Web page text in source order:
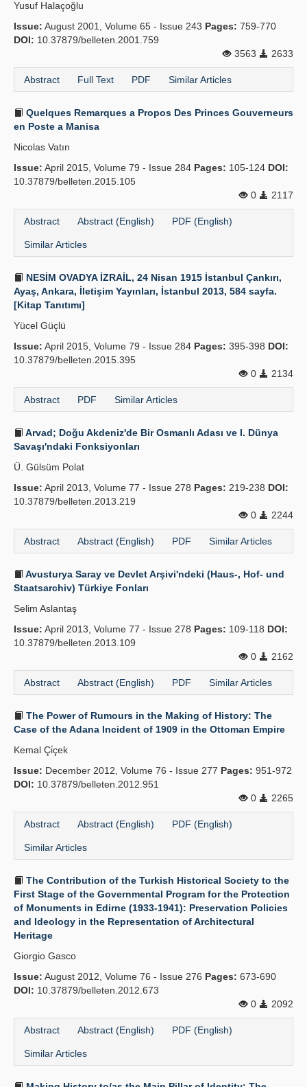
Yusuf Halaçoğlu
Issue: August 2001, Volume 65 - Issue 243 Pages: 759-770
DOI: 10.37879/belleten.2001.759
3563
2633
Abstract Full Text PDF Similar Articles
Quelques Remarques a Propos Des Princes Gouverneurs
en Poste a Manisa
Nicolas Vatın
Issue: April 2015, Volume 79 - Issue 284 Pages: 105-124 DOI:
10.37879/belleten.2015.105
0
2117
Abstract Abstract (English) PDF (English)
Similar Articles
NESİM OVADYA İZRAİL, 24 Nisan 1915 İstanbul Çankırı,
Ayaş, Ankara, İletişim Yayınları, İstanbul 2013, 584 sayfa.
[Kitap Tanıtımı]
Yücel Güçlü
Issue: April 2015, Volume 79 - Issue 284 Pages: 395-398 DOI:
10.37879/belleten.2015.395
0
2134
Abstract PDF Similar Articles
Arvad; Doğu Akdeniz'de Bir Osmanlı Adası ve I. Dünya
Savaşı'ndaki Fonksiyonları
Ü. Gülsüm Polat
Issue: April 2013, Volume 77 - Issue 278 Pages: 219-238 DOI:
10.37879/belleten.2013.219
0
2244
Abstract Abstract (English) PDF Similar Articles
Avusturya Saray ve Devlet Arşivi'ndeki (Haus-, Hof- und
Staatsarchiv) Türkiye Fonları
Selim Aslantaş
Issue: April 2013, Volume 77 - Issue 278 Pages: 109-118 DOI:
10.37879/belleten.2013.109
0
2162
Abstract Abstract (English) PDF Similar Articles
The Power of Rumours in the Making of History: The
Case of the Adana Incident of 1909 in the Ottoman Empire
Kemal Çi̇çek
Issue: December 2012, Volume 76 - Issue 277 Pages: 951-972
DOI: 10.37879/belleten.2012.951
0
2265
Abstract Abstract (English) PDF (English)
Similar Articles
The Contribution of the Turkish Historical Society to the
First Stage of the Governmental Program for the Protection
of Monuments in Edirne (1933-1941): Preservation Policies
and Ideology in the Representation of Architectural
Heritage
Giorgio Gasco
Issue: August 2012, Volume 76 - Issue 276 Pages: 673-690
DOI: 10.37879/belleten.2012.673
0
2092
Abstract Abstract (English) PDF (English)
Similar Articles